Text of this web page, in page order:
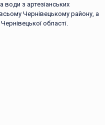
води з артезіанських
Чернівецькому району, а
області.